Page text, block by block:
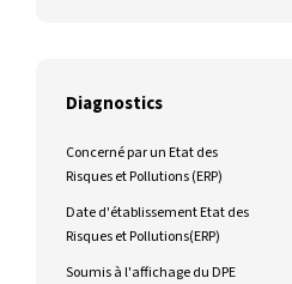
Diagnostics
Concerné par un Etat des
Risques et Pollutions (ERP)
Date d'établissement Etat des
Risques et Pollutions(ERP)
Soumis à l'affichage du DPE